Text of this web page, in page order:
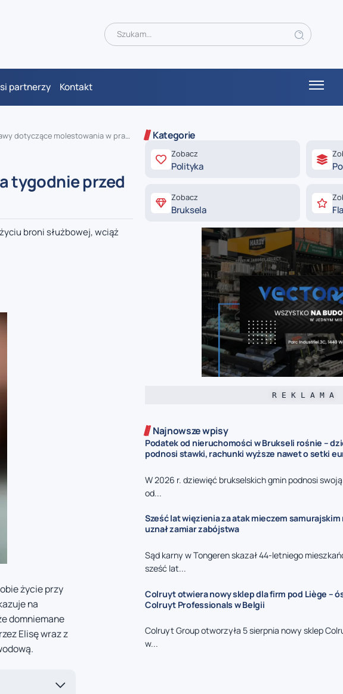
partnerzy Kontakt
dotyczące molestowania w pracy
tygodnie przed
broni służbowej, wciąż
życie przy
na
domniemane
Elisę wraz z
Kategorie
Zobacz
Polityka
Zobacz
Bruksela
R E K L A M A
Najnowsze wpisy
Podatek od nieruchomości w Brukseli rośnie –
podnosi stawki, rachunki wyższe nawet o setki
W 2026 r. dziewięć brukselskich gmin podnosi
od...
Sześć lat więzienia za atak mieczem samurajskim
uznał zamiar zabójstwa
Sąd karny w Tongeren skazał 44-letniego
sześć lat...
Colruyt otwiera nowy sklep dla firm pod Liège –
Colruyt Professionals w Belgii
Colruyt Group otworzyła 5 sierpnia nowy sklep
w...